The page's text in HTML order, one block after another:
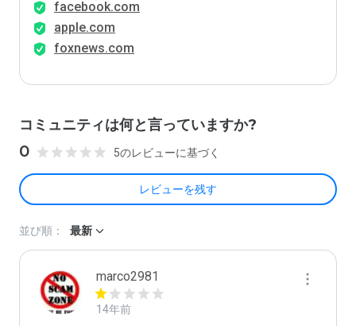
facebook.com
apple.com
foxnews.com
コミュニティは何と言っていますか?
0 5のレビューに基づく
レビューを残す
並び順： 最新
marco2981
14年前